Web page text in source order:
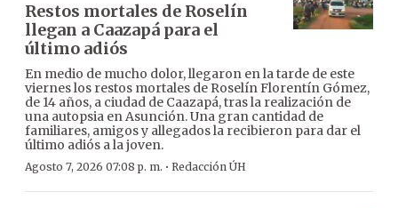
Restos mortales de Roselín
llegan a Caazapá para el
último adiós
En medio de mucho dolor, llegaron en la tarde de este
viernes los restos mortales de Roselín Florentín Gómez,
de 14 años, a ciudad de Caazapá, tras la realización de
una autopsia en Asunción. Una gran cantidad de
familiares, amigos y allegados la recibieron para dar el
último adiós a la joven.
Agosto 7, 2026 07:08 p. m. · Redacción ÚH